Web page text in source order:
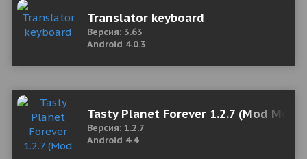
Translator keyboard
Версия: 3.63
Android 4.0.3
Tasty Planet Forever 1.2.7 (Mod
Версия: 1.2.7
Android 4.4